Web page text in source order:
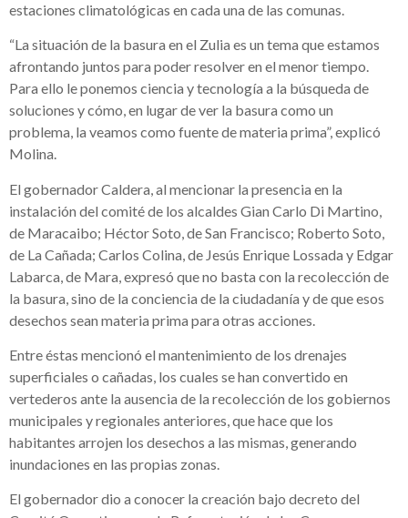
estaciones climatológicas en cada una de las comunas.
“La situación de la basura en el Zulia es un tema que estamos
afrontando juntos para poder resolver en el menor tiempo.
Para ello le ponemos ciencia y tecnología a la búsqueda de
soluciones y cómo, en lugar de ver la basura como un
problema, la veamos como fuente de materia prima”, explicó
Molina.
El gobernador Caldera, al mencionar la presencia en la
instalación del comité de los alcaldes Gian Carlo Di Martino,
de Maracaibo; Héctor Soto, de San Francisco; Roberto Soto,
de La Cañada; Carlos Colina, de Jesús Enrique Lossada y Edgar
Labarca, de Mara, expresó que no basta con la recolección de
la basura, sino de la conciencia de la ciudadanía y de que esos
desechos sean materia prima para otras acciones.
Entre éstas mencionó el mantenimiento de los drenajes
superficiales o cañadas, los cuales se han convertido en
vertederos ante la ausencia de la recolección de los gobiernos
municipales y regionales anteriores, que hace que los
habitantes arrojen los desechos a las mismas, generando
inundaciones en las propias zonas.
El gobernador dio a conocer la creación bajo decreto del